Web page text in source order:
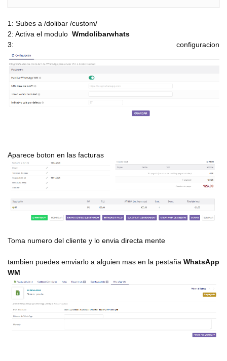
1: Subes a /dolibar /custom/
2: Activa el modulo Wmdolibarwhats
3: configuracion
Aparece boton en las facturas
Toma numero del cliente y lo envia directa mente
tambien puedes emviarlo a alguien mas en la pestaña WhatsApp
WM